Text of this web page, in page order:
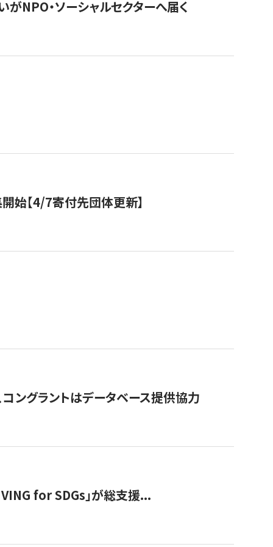
NPO・ソーシャルセクターへ届く
始【4/7寄付先団体更新】
ングラントはデータベース提供協力
for SDGs」が総支援...